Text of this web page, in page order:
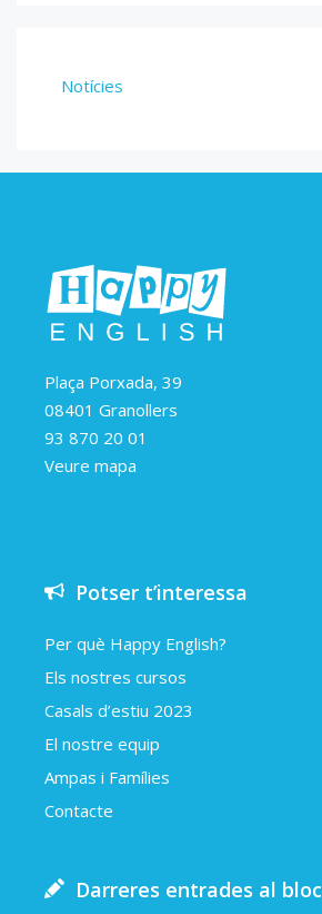
Notícies
Plaça Porxada, 39
08401 Granollers
93 870 20 01
Veure mapa
Potser t’interessa
Per què Happy English?
Els nostres cursos
Casals d’estiu 2023
El nostre equip
Ampas i Famílies
Contacte
Darreres entrades al bloc